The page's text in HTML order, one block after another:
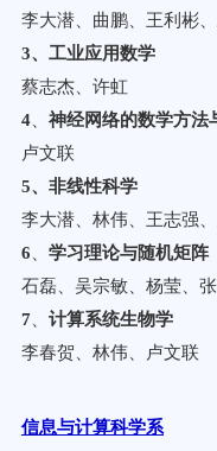
李大潜、曲鹏、王利彬
3、工业应用数学
蔡志杰、许虹
4、 神经网络的数学方法
卢文联
5、非线性科学
李大潜、林伟、王志强
6
学习理论与随机矩阵
石磊、吴宗敏、杨莹、
7
计算系统生物学
李春贺、林伟、卢文联
信息与计算科学系